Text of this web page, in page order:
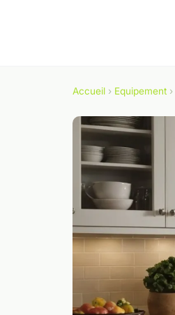
Accueil › Equipement ›